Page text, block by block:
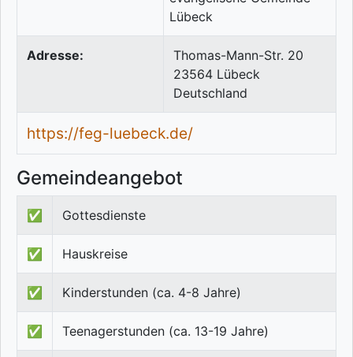
Adresse:
Thomas-Mann-Str. 20
23564 Lübeck
Deutschland
https://feg-luebeck.de/
Gemeindeangebot
✅ Gottesdienste
✅ Hauskreise
✅ Kinderstunden (ca. 4-8 Jahre)
✅ Teenagerstunden (ca. 13-19 Jahre)